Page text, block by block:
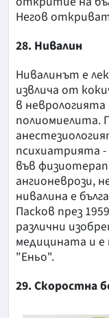
Негов
28. Нивалин
Нивалинът е
извлича от
в
полиомиелита.
психиатрията -
във
ангионеврози,
нивалина е
Пасков през
различни
медицината и е
"Еньо".
29. Скоростна